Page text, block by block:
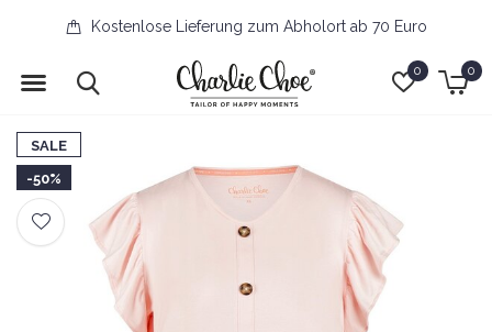
0 0
Kostenlose Lieferung zum Abholort ab 70 Euro
SALE
-50%